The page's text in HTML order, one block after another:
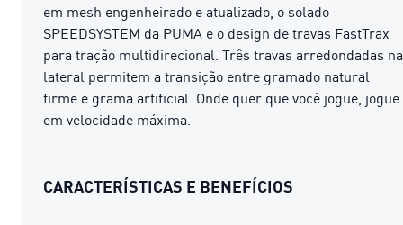
em mesh engenheirado e atualizado, o solado
SPEEDSYSTEM da PUMA e o design de travas FastTrax
para tração multidirecional. Três travas arredondadas na
lateral permitem a transição entre gramado natural
firme e grama artificial. Onde quer que você jogue, jogue
em velocidade máxima.
CARACTERÍSTICAS E BENEFÍCIOS